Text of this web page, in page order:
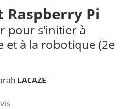
Raspberry Pi
pour s'initier à
et à la robotique (2e
LACAZE